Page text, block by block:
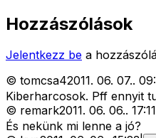
Hozzászólások
Jelentkezz be a
© tomcsa42011. 06. 07..
Kiberharcosok. Pff ennyit
© remark2011. 06. 06.. 17:11
És nekünk mi lenne a jó?